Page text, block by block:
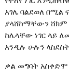
እገሌ ባልደወለ
ያላሸከማቸውን
ከሌላቸው ነገር ላይ
እንዲሉ ሁሉን
ቃል መግባት አስቀድሞ